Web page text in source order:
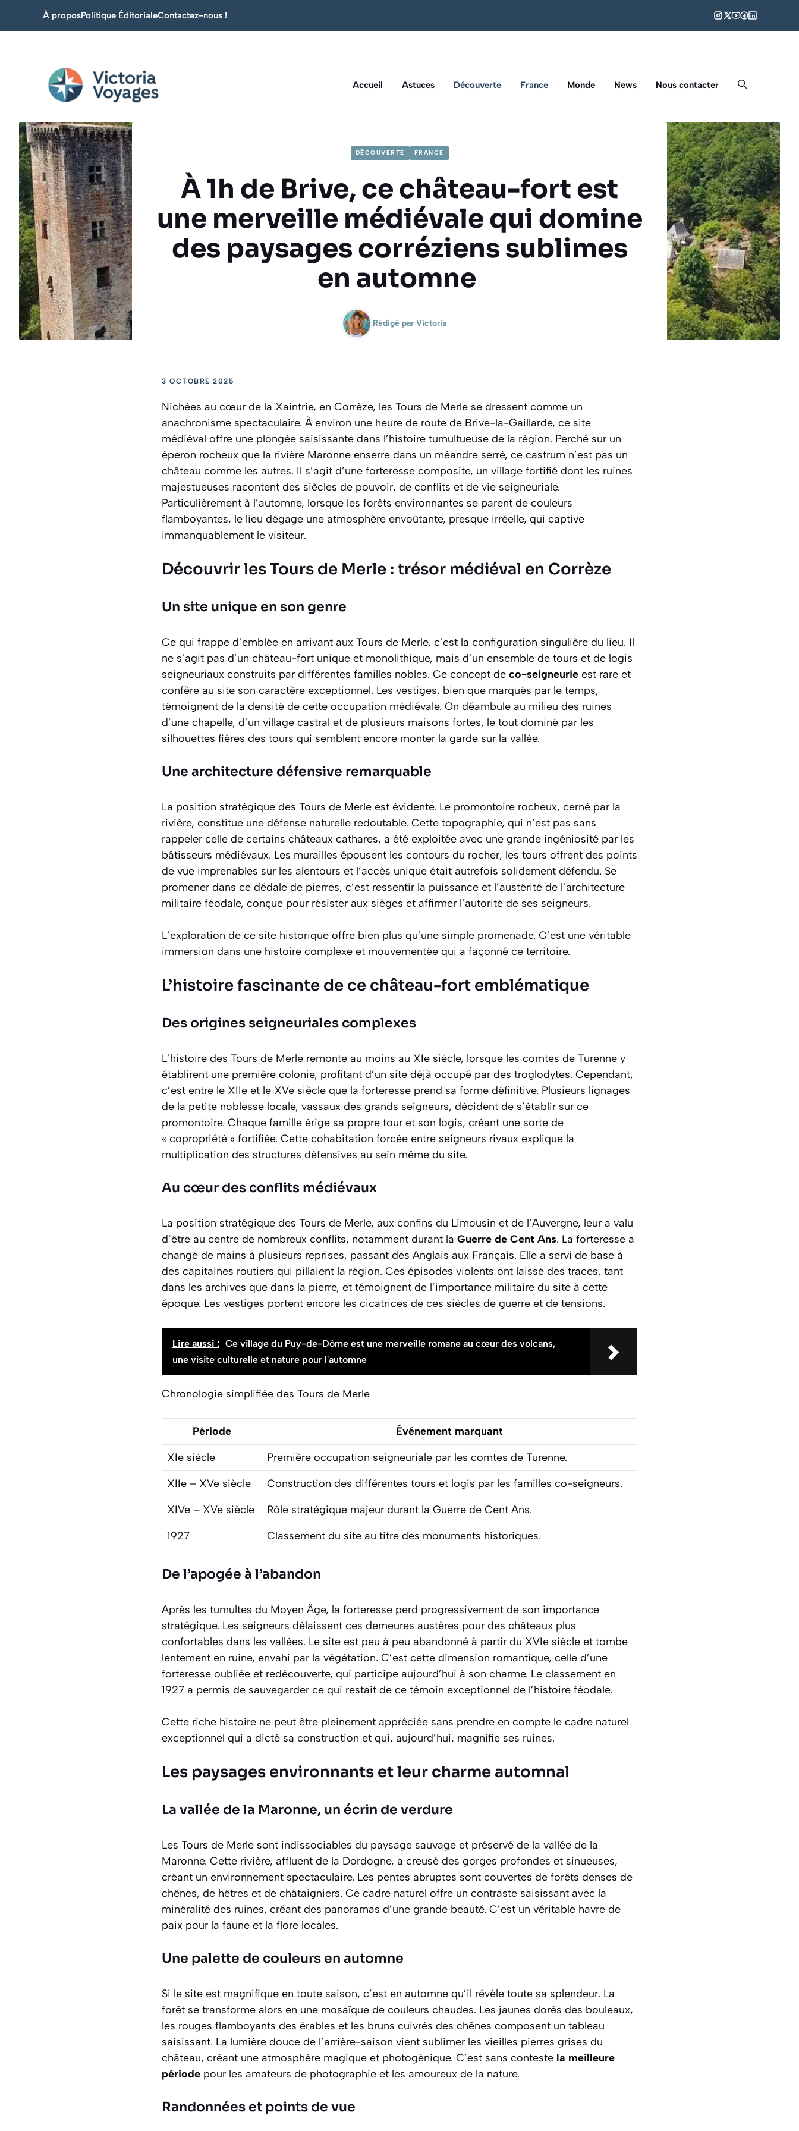
À proposPolitique ÉditorialeContactez-nous !
Accueil Astuces Découverte France Monde News Nous contacter
DÉCOUVERTE FRANCE
À 1h de Brive, ce château-fort est
une merveille médiévale qui domine
des paysages corréziens sublimes
en automne
Rédigé par Victoria
3 OCTOBRE 2025
Nichées au cœur de la Xaintrie, en Corrèze, les Tours de Merle se dressent comme un
anachronisme spectaculaire. À environ une heure de route de Brive-la-Gaillarde, ce site
médiéval offre une plongée saisissante dans l’histoire tumultueuse de la région. Perché sur un
éperon rocheux que la rivière Maronne enserre dans un méandre serré, ce castrum n’est pas un
château comme les autres. Il s’agit d’une forteresse composite, un village fortifié dont les ruines
majestueuses racontent des siècles de pouvoir, de conflits et de vie seigneuriale.
Particulièrement à l’automne, lorsque les forêts environnantes se parent de couleurs
flamboyantes, le lieu dégage une atmosphère envoûtante, presque irréelle, qui captive
immanquablement le visiteur.
Découvrir les Tours de Merle : trésor médiéval en Corrèze
Un site unique en son genre
Ce qui frappe d’emblée en arrivant aux Tours de Merle, c’est la configuration singulière du lieu. Il
ne s’agit pas d’un château-fort unique et monolithique, mais d’un ensemble de tours et de logis
seigneuriaux construits par différentes familles nobles. Ce concept de co-seigneurie est rare et
confère au site son caractère exceptionnel. Les vestiges, bien que marqués par le temps,
témoignent de la densité de cette occupation médiévale. On déambule au milieu des ruines
d’une chapelle, d’un village castral et de plusieurs maisons fortes, le tout dominé par les
silhouettes fières des tours qui semblent encore monter la garde sur la vallée.
Une architecture défensive remarquable
La position stratégique des Tours de Merle est évidente. Le promontoire rocheux, cerné par la
rivière, constitue une défense naturelle redoutable. Cette topographie, qui n’est pas sans
rappeler celle de certains châteaux cathares, a été exploitée avec une grande ingéniosité par les
bâtisseurs médiévaux. Les murailles épousent les contours du rocher, les tours offrent des points
de vue imprenables sur les alentours et l’accès unique était autrefois solidement défendu. Se
promener dans ce dédale de pierres, c’est ressentir la puissance et l’austérité de l’architecture
militaire féodale, conçue pour résister aux sièges et affirmer l’autorité de ses seigneurs.
L’exploration de ce site historique offre bien plus qu’une simple promenade. C’est une véritable
immersion dans une histoire complexe et mouvementée qui a façonné ce territoire.
L’histoire fascinante de ce château-fort emblématique
Des origines seigneuriales complexes
L’histoire des Tours de Merle remonte au moins au XIe siècle, lorsque les comtes de Turenne y
établirent une première colonie, profitant d’un site déjà occupé par des troglodytes. Cependant,
c’est entre le XIIe et le XVe siècle que la forteresse prend sa forme définitive. Plusieurs lignages
de la petite noblesse locale, vassaux des grands seigneurs, décident de s’établir sur ce
promontoire. Chaque famille érige sa propre tour et son logis, créant une sorte de
« copropriété » fortifiée. Cette cohabitation forcée entre seigneurs rivaux explique la
multiplication des structures défensives au sein même du site.
Au cœur des conflits médiévaux
La position stratégique des Tours de Merle, aux confins du Limousin et de l’Auvergne, leur a valu
d’être au centre de nombreux conflits, notamment durant la Guerre de Cent Ans. La forteresse a
changé de mains à plusieurs reprises, passant des Anglais aux Français. Elle a servi de base à
des capitaines routiers qui pillaient la région. Ces épisodes violents ont laissé des traces, tant
dans les archives que dans la pierre, et témoignent de l’importance militaire du site à cette
époque. Les vestiges portent encore les cicatrices de ces siècles de guerre et de tensions.
Lire aussi : Ce village du Puy-de-Dôme est une merveille romane au cœur des volcans,
une visite culturelle et nature pour l'automne
Chronologie simplifiée des Tours de Merle
Période
Événement marquant
XIe siècle
Première occupation seigneuriale par les comtes de Turenne.
XIIe – XVe siècle
Construction des différentes tours et logis par les familles co-seigneurs.
XIVe – XVe siècle
Rôle stratégique majeur durant la Guerre de Cent Ans.
1927
Classement du site au titre des monuments historiques.
De l’apogée à l’abandon
Après les tumultes du Moyen Âge, la forteresse perd progressivement de son importance
stratégique. Les seigneurs délaissent ces demeures austères pour des châteaux plus
confortables dans les vallées. Le site est peu à peu abandonné à partir du XVIe siècle et tombe
lentement en ruine, envahi par la végétation. C’est cette dimension romantique, celle d’une
forteresse oubliée et redécouverte, qui participe aujourd’hui à son charme. Le classement en
1927 a permis de sauvegarder ce qui restait de ce témoin exceptionnel de l’histoire féodale.
Cette riche histoire ne peut être pleinement appréciée sans prendre en compte le cadre naturel
exceptionnel qui a dicté sa construction et qui, aujourd’hui, magnifie ses ruines.
Les paysages environnants et leur charme automnal
La vallée de la Maronne, un écrin de verdure
Les Tours de Merle sont indissociables du paysage sauvage et préservé de la vallée de la
Maronne. Cette rivière, affluent de la Dordogne, a creusé des gorges profondes et sinueuses,
créant un environnement spectaculaire. Les pentes abruptes sont couvertes de forêts denses de
chênes, de hêtres et de châtaigniers. Ce cadre naturel offre un contraste saisissant avec la
minéralité des ruines, créant des panoramas d’une grande beauté. C’est un véritable havre de
paix pour la faune et la flore locales.
Une palette de couleurs en automne
Si le site est magnifique en toute saison, c’est en automne qu’il révèle toute sa splendeur. La
forêt se transforme alors en une mosaïque de couleurs chaudes. Les jaunes dorés des bouleaux,
les rouges flamboyants des érables et les bruns cuivrés des chênes composent un tableau
saisissant. La lumière douce de l’arrière-saison vient sublimer les vieilles pierres grises du
château, créant une atmosphère magique et photogénique. C’est sans conteste la meilleure
période pour les amateurs de photographie et les amoureux de la nature.
Randonnées et points de vue